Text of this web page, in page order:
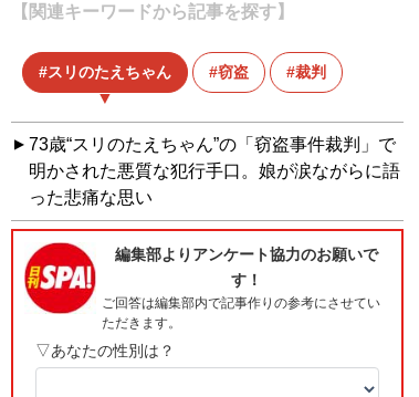
【関連キーワードから記事を探す】
スリのたえちゃん 窃盗 裁判
73歳“スリのたえちゃん”の「窃盗事件裁判」で
明かされた悪質な犯行手口。娘が涙ながらに語
った悲痛な思い